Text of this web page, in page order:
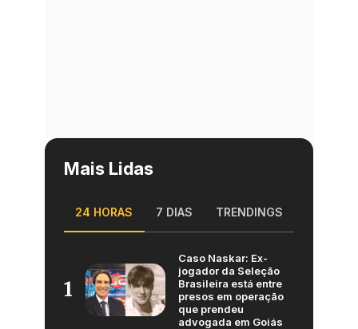
Mais Lidas
24 HORAS 7 DIAS TRENDINGS
1
Caso Naskar: Ex-
jogador da Seleção
Brasileira está entre
presos em operação
que prendeu
advogada em Goiás